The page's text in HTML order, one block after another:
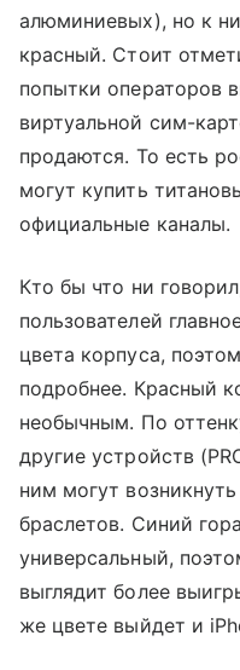
алюминиевых), но к
красный. Стоит
попытки операторов
виртуальной сим-
продаются. То есть
могут купить
официальные каналы.
Кто бы что ни
пользователей
цвета корпуса,
подробнее. Красный
необычным. По
другие устройств
ним могут
браслетов. Синий
универсальный,
выглядит более
же цвете выйдет и